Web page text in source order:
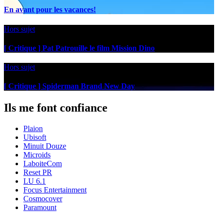
En avant pour les vacances!
Hors sujet
[ Critique ] Pat Patrouille le film Mission Dino
Hors sujet
[ Critique ] Spiderman Brand New Day
Ils me font confiance
Plaion
Ubisoft
Minuit Douze
Microids
LaboiteCom
Reset PR
LU 6.1
Focus Entertainment
Cosmocover
Paramount